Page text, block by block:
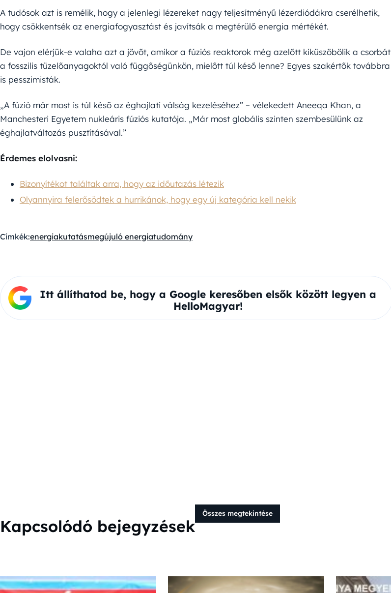
A tudósok azt is remélik, hogy a jelenlegi lézereket nagy teljesítményű lézerdiódákra cserélhetik,
hogy csökkentsék az energiafogyasztást és javítsák a megtérülő energia mértékét.
De vajon elérjük-e valaha azt a jövőt, amikor a fúziós reaktorok még azelőtt kiküszöbölik a csorbát
a fosszilis tüzelőanyagoktól való függőségünkön, mielőtt túl késő lenne? Egyes szakértők továbbra
is pesszimisták.
„A fúzió már most is túl késő az éghajlati válság kezeléséhez” – vélekedett Aneeqa Khan, a
Manchesteri Egyetem nukleáris fúziós kutatója. „Már most globális szinten szembesülünk az
éghajlatváltozás pusztításával.”
Érdemes elolvasni:
Bizonyítékot találtak arra, hogy az időutazás létezik
Olyannyira felerősödtek a hurrikánok, hogy egy új kategória kell nekik
Címkék:energiakutatásmegújuló energiatudomány
Itt állíthatod be, hogy a Google keresőben elsők között legyen a
HelloMagyar!
Kapcsolódó bejegyzések
Összes megtekintése